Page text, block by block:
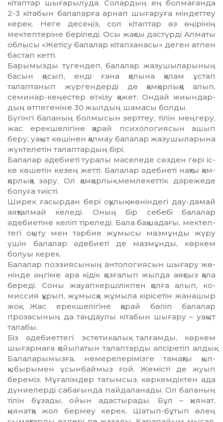
кітаптар шығарылуда. Солардың ең болма­ған­да
2-3 кітабын балаларға арнап шығаруға мін­деттеу
керек. Неге десеңіз, сол кітаптар өз өңірінің
мектептеріне беріледі. Осы жақсы дәстүрді Алматы
облысы «Жетісу балалар кітап­ханасы» деген атпен
бастап кетті.
Барымызды түгендеп, балалар жазушылары­ның
басын қосып, енді ғана қолына қалам ұстап
талаптанып жүргендерді де қамқорлыққа алып,
семинар-кеңестер өткізу қажет. Ондай жиын­дар­
дың өтпегеніне 30 жылдың шамасы болды.
Бүгінгі баланың болмысын зерттеу, тілін мең­геру,
жас ерекшелігіне қарай психологиясын ашып
беру, уақыт көшінен қалмау балалар жазу­шыларына
жүктелетін талаптардың бірі.
Балалар әдебиеті туралы мәселеде сөзден гөрі іс­
ке көшетін кезең жетті. Балалар әдебиеті нақты қам­
қорлыққа зәру. Ол қамқорлық мемлекеттік дә­режеде
болуға тиісті.
Ширек ғасырдан бері оқулық жөніндегі дау-дамай
аяқталмай келеді. Оның бір себебі балалар
әдебиетіне келіп тіреледі. Бала бақшадағы, мек­теп­
тегі оқыту мен тәрбие жұмысы мазмұнды жүру
үшін балалар әдебиеті де мазмұнды, көркем
болуы керек.
Балалар поэзиясының антологиясын шығару жө­
нінде әңгіме ара кідік қозғалып жылда аяқсыз қала
береді. Соны жауапкершілікпен қолға алып, ко­
миссия құрып, жұмысқа жұмыла кірісетін жа­на­шыр
жоқ. Жас ерекшелігіне қарай бөліп ба­ла­лар
прозасының да таңдаулы кітабын шығару – уақыт
талабы.
Біз әдебиеттегі эстетикалық талғамды, көр­кем
шығармаға қойылатын талаптарды әлсіретіп ал­дық.
Балаларымызға, немерелерімізге тамақты қыл-
қыбырымен ұсынбаймыз ғой. Жемісті де жуып
береміз. Мұғалімдер татымсыз, көр­кем­дік­тен ада
дүниелерді сабағында пайдаланады. Ол ба­ланың
тілін бұзады, ойын адастырады. Бұл – қия­нат,
қиянатқа жол бермеу керек. Шатып-бұ­тып өлең